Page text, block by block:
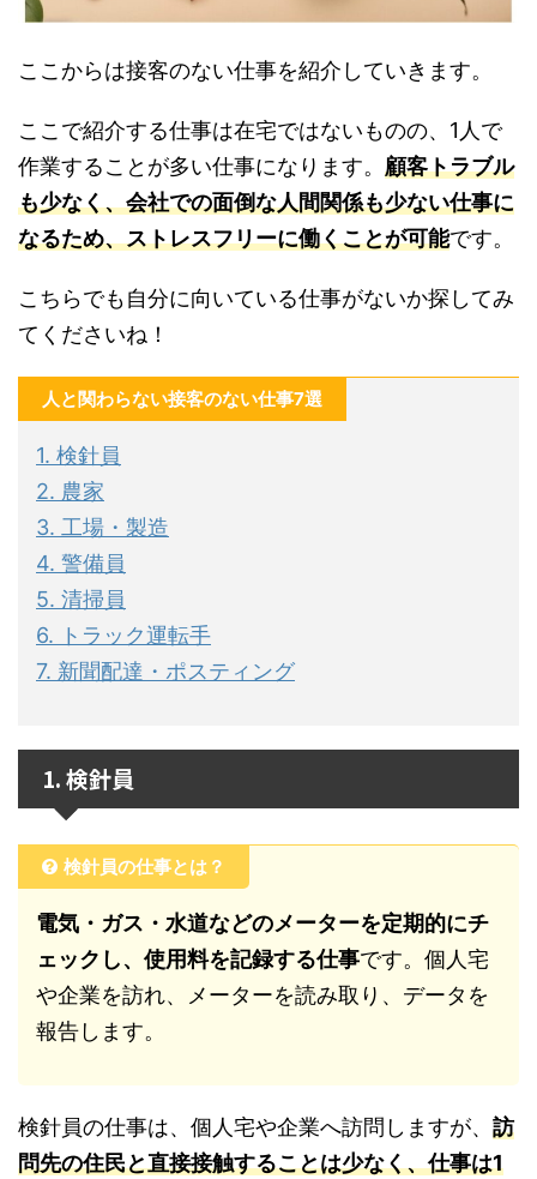
ここからは接客のない仕事を紹介していきます。
ここで紹介する仕事は在宅ではないものの、1人で
作業することが多い仕事になります。 顧客トラブル
も少なく、会社での面倒な人間関係も少ない仕事に
なるため、ストレスフリーに働くことが可能です。
こちらでも自分に向いている仕事がないか探してみ
てくださいね！
人と関わらない接客のない仕事7選
1. 検針員
2. 農家
3. 工場・製造
4. 警備員
5. 清掃員
6. トラック運転手
7. 新聞配達・ポスティング
1. 検針員
検針員の仕事とは？
電気・ガス・水道などのメーターを定期的にチ
ェックし、使用料を記録する仕事です。個人宅
や企業を訪れ、メーターを読み取り、データを
報告します。
検針員の仕事は、個人宅や企業へ訪問しますが、 訪
問先の住民と直接接触することは少なく、仕事は1